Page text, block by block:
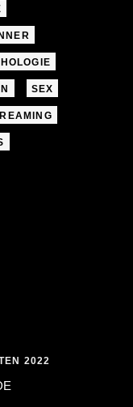
SEX
2022